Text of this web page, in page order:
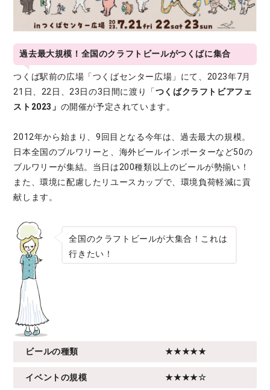
過去最大規模！全国のクラフトビールがつくばに集合
つくば駅前の広場「つくばセンター広場」にて、2023年7月
21日、22日、23日の3日間に渡り「つくばクラフトビアフェ
スト2023」 の開催が予定されています。
2012年から始まり、9回目となる今年は、過去最大の規模。
日本全国のブルワリーと、海外ビールインポーターなど50の
ブルワリーが集結。当日は200種類以上のビールが勢揃い！
また、環境に配慮したリユースカップで、環境負荷軽減に貢
献します。
全国のクラフトビールが大集合！これは
行きたい！
ビールの種類 ★★★★★
イベントの規模 ★★★★☆